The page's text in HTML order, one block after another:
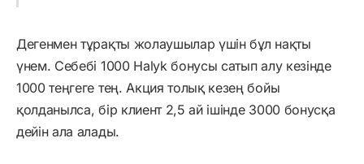
Дегенмен тұрақты жолаушылар үшін бұл нақты
үнем. Себебі 1000 Halyk бонусы сатып алу кезінде
1000 теңгеге тең. Акция толық кезең бойы
қолданылса, бір клиент 2,5 ай ішінде 3000 бонусқа
дейін ала алады.